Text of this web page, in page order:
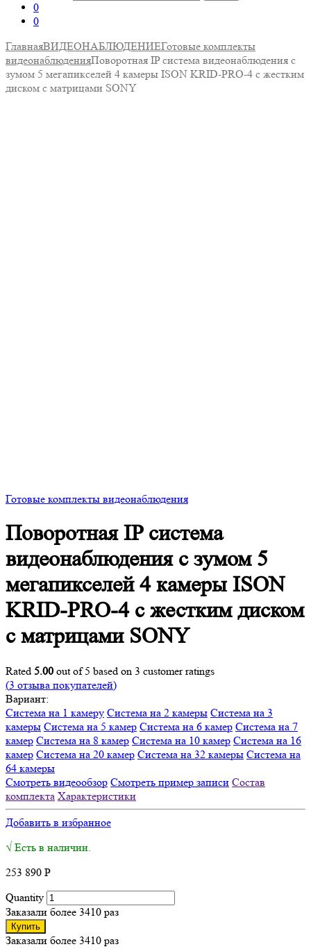
0
0
ГлавнаяВИДЕОНАБЛЮДЕНИЕГотовые комплекты
видеонаблюденияПоворотная IP система видеонаблюдения с
зумом 5 мегапикселей 4 камеры ISON KRID-PRO-4 с жестким
диском с матрицами SONY
Готовые комплекты видеонаблюдения
Поворотная IP система
видеонаблюдения с зумом 5
мегапикселей 4 камеры ISON
KRID-PRO-4 с жестким диском
с матрицами SONY
Rated 5.00 out of 5 based on 3 customer ratings
(3 отзыва покупателей)
Вариант:
Система на 1 камеру Система на 2 камеры Система на 3
камеры Система на 5 камер Система на 6 камер Система на 7
камер Система на 8 камер Система на 10 камер Система на 16
камер Система на 20 камер Система на 32 камеры Система на
64 камеры
Смотреть видеообзор Смотреть пример записи Состав
комплекта Характеристики
Добавить в избранное
√ Есть в наличии.
253 890 Р
Quantity
Заказали более 3410 раз
Купить
Заказали более 3410 раз